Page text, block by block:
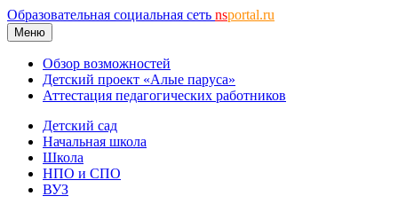
Образовательная социальная сеть nsportal.ru
Меню
Обзор возможностей
Детский проект «Алые паруса»
Аттестация педагогических работников
Детский сад
Начальная школа
Школа
НПО и СПО
ВУЗ